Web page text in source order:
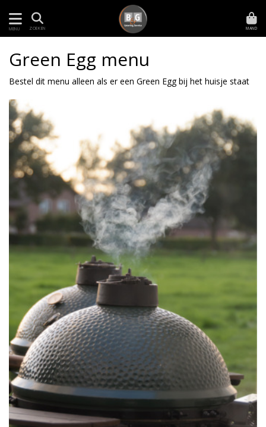
MENU ZOEKEN MAND
Green Egg menu
Bestel dit menu alleen als er een Green Egg bij het huisje staat